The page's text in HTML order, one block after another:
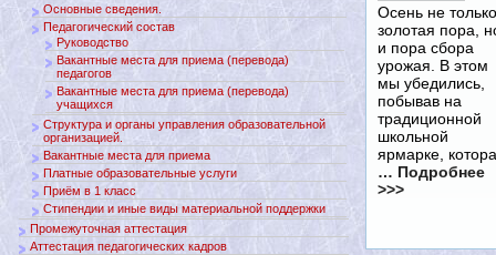
Осень не только
золотая пора,
и пора сбора
урожая. В этом
мы убедились,
побывав на
традиционной
школьной
ярмарке,
… Подробнее
>>>
Основные сведения.
Педагогический состав
Руководство
Вакантные места для приема (перевода)
педагогов
Вакантные места для приема (перевода)
учащихся
Структура и органы управления образовательной
организацией.
Вакантные места для приема
Платные образовательные услуги
Приём в 1 класс
Стипендии и иные виды материальной поддержки
Промежуточная аттестация
Аттестация педагогических кадров